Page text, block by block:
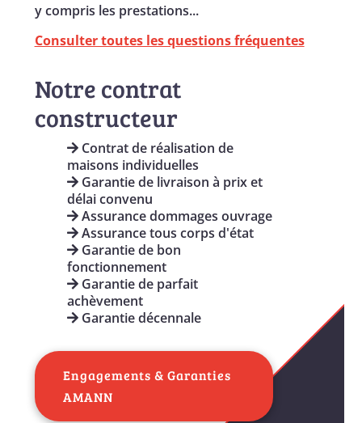
y compris les prestations...
Consulter toutes les questions fréquentes
Notre contrat
constructeur
Contrat de réalisation de
maisons individuelles
Garantie de livraison à prix et
délai convenu
Assurance dommages ouvrage
Assurance tous corps d'état
Garantie de bon
fonctionnement
Garantie de parfait
achèvement
Garantie décennale
Engagements & Garanties
AMANN